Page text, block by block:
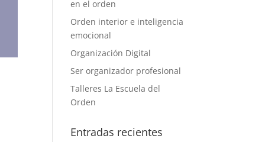
en el orden
Orden interior e inteligencia
emocional
Organización Digital
Ser organizador profesional
Talleres La Escuela del
Orden
Entradas recientes